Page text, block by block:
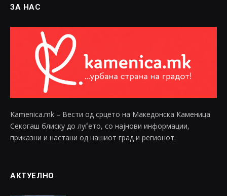
ЗА НАС
Kamenica.mk – Вести од срцето на Македонска Каменица
Секогаш блиску до луѓето, со најнови информации,
приказни и настани од нашиот град и регионот.
АКТУЕЛНО